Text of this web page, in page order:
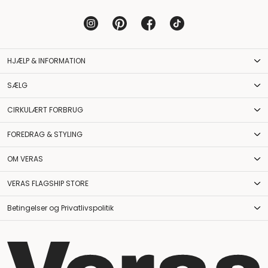
HJÆLP & INFORMATION
SÆLG
CIRKULÆRT FORBRUG
FOREDRAG & STYLING
OM VERAS
VERAS FLAGSHIP STORE
Betingelser og Privatlivspolitik